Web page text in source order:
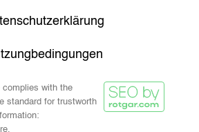
complies with the
standard for trustworth